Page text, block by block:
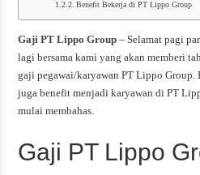
Benefit Bekerja di PT Lippo Group
Gaji PT Lippo Group – Selamat pagi
lagi bersama kami yang akan memberi
gaji pegawai/karyawan PT Lippo Group.
juga benefit menjadi karyawan di PT
mulai membahas.
Gaji PT Lippo